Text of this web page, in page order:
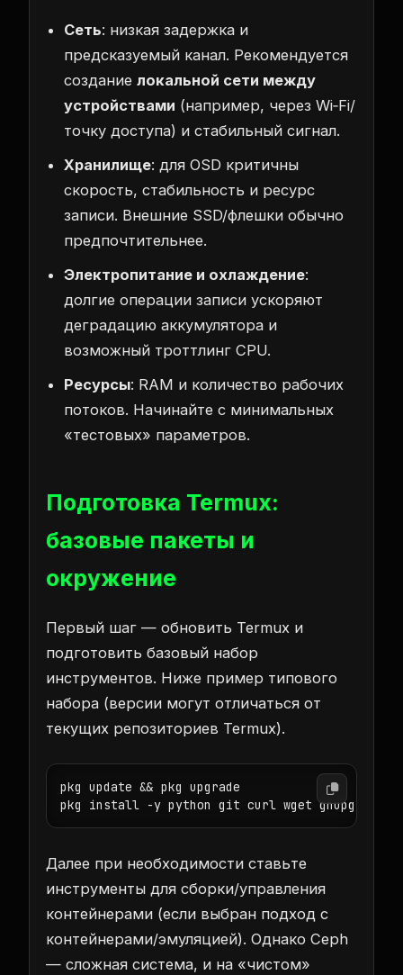
Сеть: низкая задержка и
предсказуемый канал. Рекомендуется
создание локальной сети между
устройствами (например, через Wi‑Fi/
точку доступа) и стабильный сигнал.
Хранилище: для OSD критичны
скорость, стабильность и ресурс
записи. Внешние SSD/флешки обычно
предпочтительнее.
Электропитание и охлаждение:
долгие операции записи ускоряют
деградацию аккумулятора и
возможный троттлинг CPU.
Ресурсы: RAM и количество рабочих
потоков. Начинайте с минимальных
«тестовых» параметров.
Подготовка Termux:
базовые пакеты и
окружение
Первый шаг — обновить Termux и
подготовить базовый набор
инструментов. Ниже пример типового
набора (версии могут отличаться от
текущих репозиториев Termux).
pkg update && pkg upgrade
pkg install -y python git curl wget gnupg nano
Далее при необходимости ставьте
инструменты для сборки/управления
контейнерами (если выбран подход с
контейнерами/эмуляцией). Однако Ceph
— сложная система, и на «чистом»